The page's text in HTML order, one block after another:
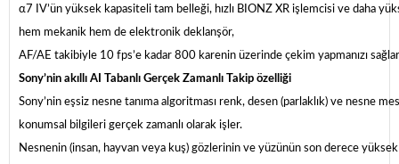
α7 IV’ün yüksek kapasiteli tam belleği, hızlı BIONZ XR işlemcisi ve daha
hem mekanik hem de elektronik deklanşör,
AF/AE takibiyle 10 fps’e kadar 800 karenin üzerinde çekim yapmanızı
Sony’nin akıllı AI Tabanlı Gerçek Zamanlı Takip özelliği
Sony’nin eşsiz nesne tanıma algoritması renk, desen (parlaklık) ve nesne
konumsal bilgileri gerçek zamanlı olarak işler.
Nesnenin (insan, hayvan veya kuş) gözlerinin ve yüzünün son derece